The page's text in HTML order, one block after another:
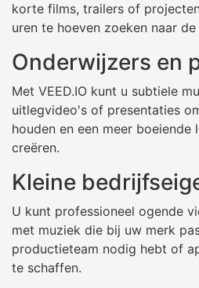
korte films, trailers of
uren te hoeven zoeken naar
Onderwijzers en
Met VEED.IO kunt u subtiele
uitlegvideo's of presentaties
houden en een meer boeiende
creëren.
Kleine
U kunt professioneel ogende
met muziek die bij uw merk
productieteam nodig hebt of
te schaffen.